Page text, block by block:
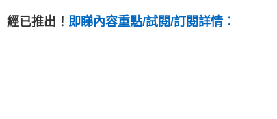
已推出！ 即睇內容重點/試閱/訂閱詳情︰